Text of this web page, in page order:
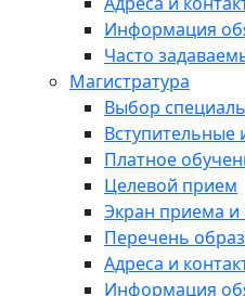
Информация
Часто
Магистратура
Выбор
Вступительные
Платное
Целевой прием
Экран приема и
Перечень
Адреса и
Информация